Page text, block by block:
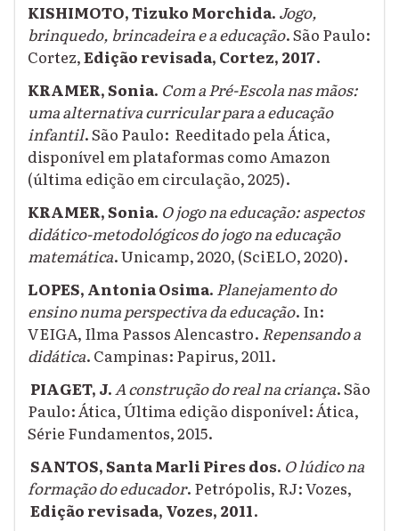
KISHIMOTO, Tizuko Morchida. Jogo,
brinquedo, brincadeira e a educação. São Paulo:
Cortez,Edição revisada, Cortez, 2017.
KRAMER, Sonia. Com a Pré-Escola nas mãos:
uma alternativa curricular para a educação
infantil. São Paulo: Reeditado pela Ática,
disponível em plataformas como Amazon
(última edição em circulação, 2025).
KRAMER, Sonia. O jogo na educação: aspectos
didático-metodológicos do jogo na educação
matemática. Unicamp, 2020, (SciELO, 2020).
LOPES, Antonia Osima. Planejamento do
ensino numa perspectiva da educação. In:
VEIGA, Ilma Passos Alencastro. Repensando a
didática. Campinas: Papirus, 2011.
PIAGET, J.A construção do real na criança. São
Paulo: Ática, Última edição disponível: Ática,
Série Fundamentos, 2015.
SANTOS, Santa Marli Pires dos. O lúdico na
formação do educador. Petrópolis, RJ: Vozes,
Edição revisada, Vozes, 2011.